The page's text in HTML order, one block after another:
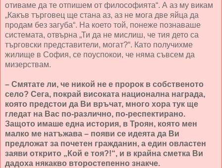
отиваме да те отпишем от философията“. А аз му викам
„Какъв търговец ще стана аз, аз не мога две яйца да
продам без загуба“. На което той, понеже познаваше
системата, отвърна „Ти да не мислиш, че тия дето са
търговски представители, могат?“. Като получихме
жилище в София, се поуспокои, че няма съвсем да
мизерствам.
– Смятате ли, че никой не е пророк в собственото
село? Сега, покрай високата национална награда,
която предстои да Ви връчат, много хора тук ще
гледат на Вас по-различно, по-респектирано.
Защото имаше една история, в Троян, която мен
малко ме натъжава – появи се идеята да Ви
предложат за почетен гражданин, а един овластен
заяви открито „Кой е тоя?!“, и в крайна сметка Ви
дадоха някакво второстепенно знакче.